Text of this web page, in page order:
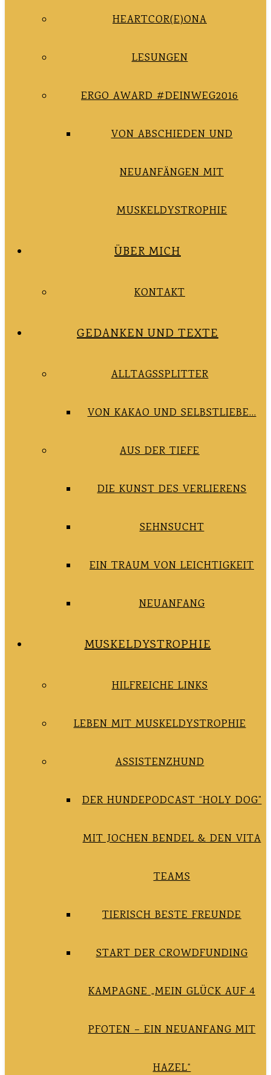
HEARTCOR(E)ONA
LESUNGEN
ERGO AWARD #DEINWEG2016
VON ABSCHIEDEN UND
NEUANFÄNGEN MIT
MUSKELDYSTROPHIE
ÜBER MICH
KONTAKT
GEDANKEN UND TEXTE
ALLTAGSSPLITTER
VON KAKAO UND SELBSTLIEBE…
AUS DER TIEFE
DIE KUNST DES VERLIERENS
SEHNSUCHT
EIN TRAUM VON LEICHTIGKEIT
NEUANFANG
MUSKELDYSTROPHIE
HILFREICHE LINKS
LEBEN MIT MUSKELDYSTROPHIE
ASSISTENZHUND
DER HUNDEPODCAST “HOLY DOG”
MIT JOCHEN BENDEL & DEN VITA
TEAMS
TIERISCH BESTE FREUNDE
START DER CROWDFUNDING
KAMPAGNE „MEIN GLÜCK AUF 4
PFOTEN – EIN NEUANFANG MIT
HAZEL“